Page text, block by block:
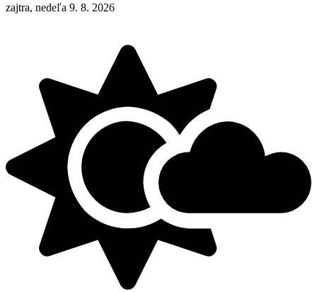
zajtra, nedeľa 9. 8. 2026